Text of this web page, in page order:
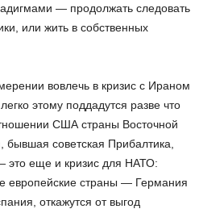
— продолжать следовать
или жить в собственных
вовлечь в кризис с Ираном
этому поддадутся разве что
США страны Восточной
советская Прибалтика,
еще и кризис для НАТО:
европейские страны — Германия
откажутся от выгод